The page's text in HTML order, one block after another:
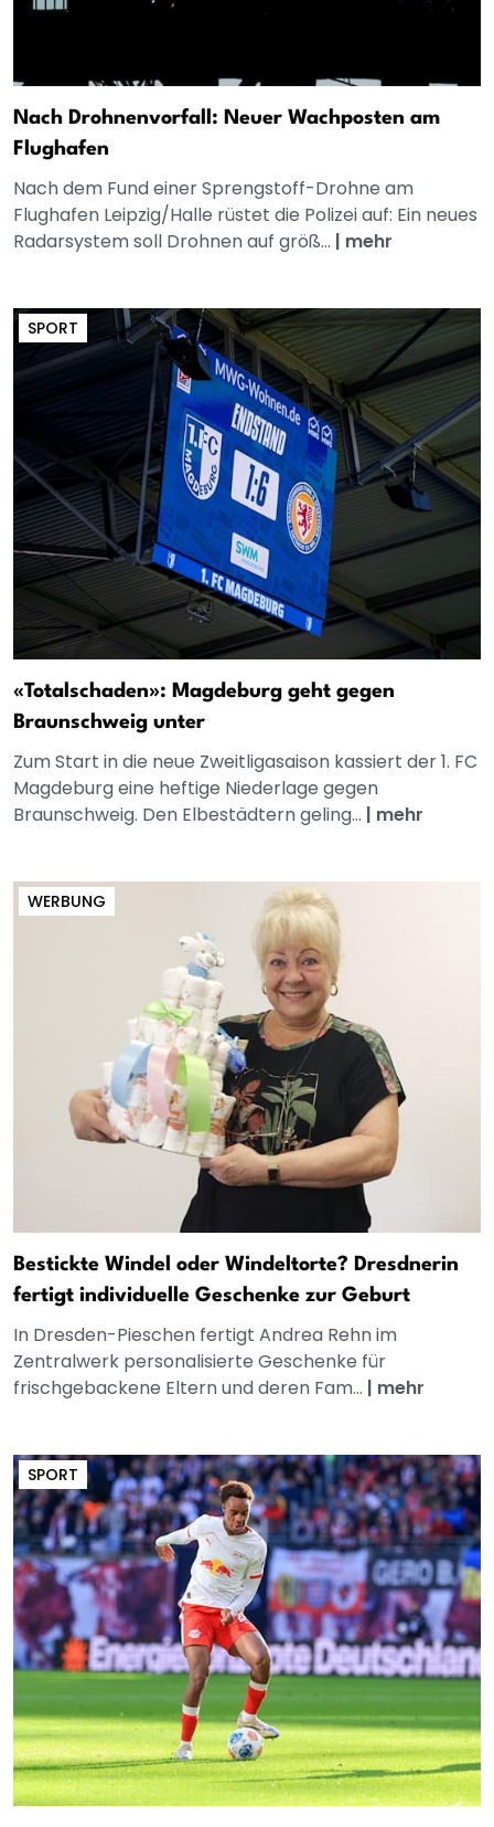
Nach Drohnenvorfall: Neuer Wachposten am
Flughafen
Nach dem Fund einer Sprengstoff-Drohne am
Flughafen Leipzig/Halle rüstet die Polizei auf: Ein neues
Radarsystem soll Drohnen auf größ... | mehr
SPORT
«Totalschaden»: Magdeburg geht gegen
Braunschweig unter
Zum Start in die neue Zweitligasaison kassiert der 1. FC
Magdeburg eine heftige Niederlage gegen
Braunschweig. Den Elbestädtern geling... | mehr
WERBUNG
Bestickte Windel oder Windeltorte? Dresdnerin
fertigt individuelle Geschenke zur Geburt
In Dresden-Pieschen fertigt Andrea Rehn im
Zentralwerk personalisierte Geschenke für
frischgebackene Eltern und deren Fam... | mehr
SPORT